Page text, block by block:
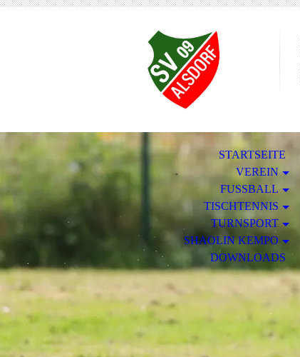
STARTSEITE
VEREIN
FUSSBALL
TISCHTENNIS
TURNSPORT
SHAOLIN KEMPO
DOWNLOADS